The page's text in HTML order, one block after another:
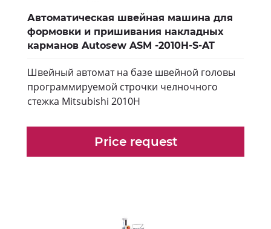
Автоматическая швейная машина для
формовки и пришивания накладных
карманов Autosew ASM -2010H-S-AT
Швейный автомат на базе швейной головы
программируемой строчки челночного
стежка Mitsubishi 2010Н
Price request